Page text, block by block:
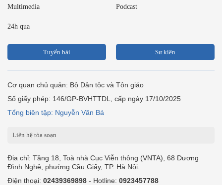
Multimedia Podcast
24h qua
Tuyến bài Sự kiện
Cơ quan chủ quản: Bộ Dân tộc và Tôn giáo
Số giấy phép: 146/GP-BVHTTDL, cấp ngày 17/10/2025
Tổng biên tập: Nguyễn Văn Bá
Liên hệ tòa soạn
Địa chỉ: Tầng 18, Toà nhà Cục Viễn thông (VNTA), 68 Dương
Đình Nghệ, phường Cầu Giấy, TP. Hà Nội.
Điện thoại: 02439369898 - Hotline: 0923457788